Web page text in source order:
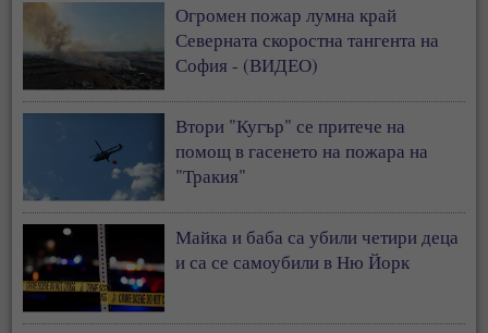
Огромен пожар лумна край
Северната скоростна тангента на
София - (ВИДЕО)
Втори "Кугър" се притече на
помощ в гасенето на пожара на
"Тракия"
Майка и баба са убили четири деца
и са се самоубили в Ню Йорк